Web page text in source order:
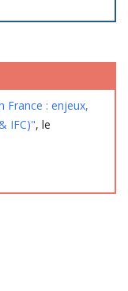
France : enjeux,
IFC)", le